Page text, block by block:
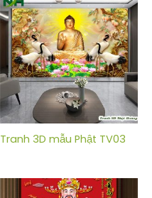
Tranh 3D mẫu Phật TV03